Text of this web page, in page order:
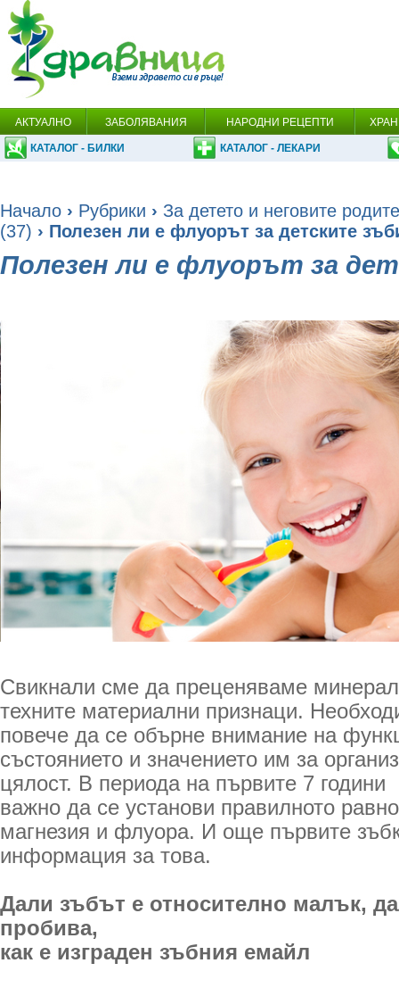
АКТУАЛНО ЗАБОЛЯВАНИЯ НАРОДНИ РЕЦЕПТИ
КАТАЛОГ - БИЛКИ КАТАЛОГ - ЛЕКАРИ
Начало › Рубрики › За детето и неговите
(37) › Полезен ли е флуорът за детските
Полезен ли е флуорът за
Свикнали сме да преценяваме
техните материални признаци.
повече да се обърне внимание на
състоянието и значението им за
цялост. В периода на първите 7 години
важно да се установи правилното
магнезия и флуора. И още първите
информация за това.
Дали зъбът е относително малък,
пробива,
как е изграден зъбния емайл ­